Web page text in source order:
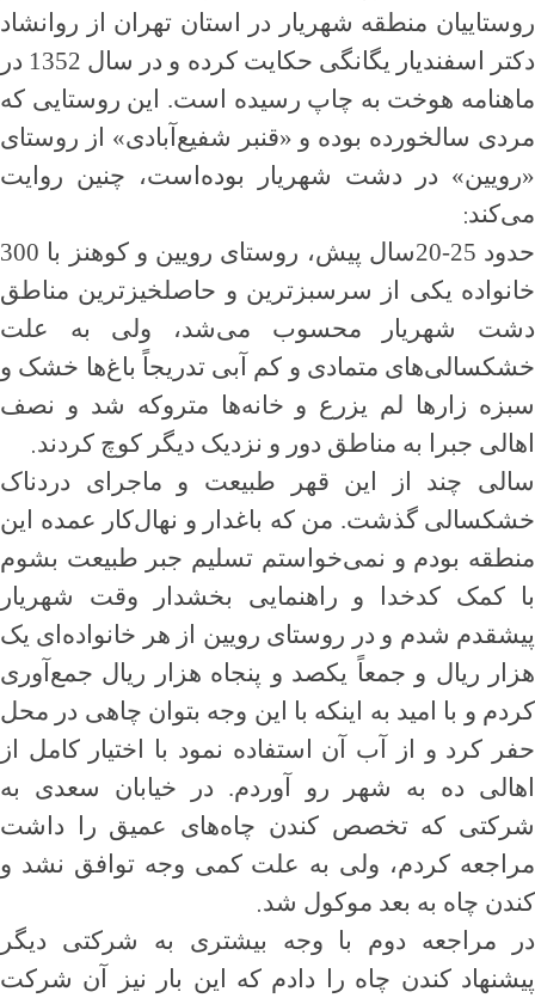
روستاییان منطقه شهریار در استان تهران از روانشاد
دکتر اسفندیار یگانگی حکایت کرده و در سال 1352 در
ماهنامه هوخت به چاپ رسیده است. این روستایی که
مردی سالخورده بوده و «قنبر شفیع‌آبادی» از روستای
«رویین» در دشت شهریار بوده‌است، چنین روایت
می‌کند:
حدود 25-20سال پيش، روستای رویین و کوهنز با 300
خانواده یکی از سرسبزترین و حاصلخیزترین مناطق
دشت شهریار محسوب می‌شد، ولی به علت
خشکسالی‌های متمادی و کم آبی تدریجاً باغ‌ها خشک و
سبزه زارها لم یزرع و خانه‌ها متروکه شد و نصف
اهالی جبرا به مناطق دور و نزدیک دیگر کوچ کردند.
سالی چند از این قهر طبیعت و ماجرای دردناک
خشکسالی گذشت. من که باغدار و نهال‌کار عمده این
منطقه بودم و نمی‌خواستم تسلیم جبر طبیعت بشوم
با کمک کدخدا و راهنمایی بخشدار وقت شهریار
پیشقدم شدم و در روستای رویین از هر خانواده‌ای یک
هزار ریال و جمعاً یکصد و پنجاه هزار ریال جمع‌آوری
کردم و با امید به اینکه با این وجه بتوان چاهی در محل
حفر کرد و از آب آن استفاده نمود با اختیار کامل از
اهالی ده به شهر رو آوردم. در خیابان سعدی به
شرکتی که تخصص کندن چاه‌های عمیق را داشت
مراجعه کردم، ولی به علت کمی وجه توافق نشد و
کندن چاه به بعد موکول شد.
در مراجعه دوم با وجه بیشتری به شرکتی دیگر
پیشنهاد کندن چاه را دادم که این بار نیز آن شرکت